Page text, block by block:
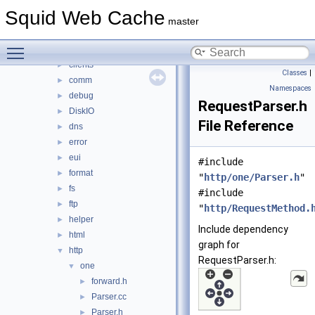
Squid Web Cache master
► anyp
► clients
► comm
► debug
► DiskIO
► dns
► error
► eui
► format
► fs
► ftp
► helper
► html
▼ http
▼ one
► forward.h
► Parser.cc
► Parser.h
Classes |
Namespaces
RequestParser.h
File Reference
#include
" http/one/Parser.h"
#include
" http/
Include dependency
graph for
RequestParser.h: